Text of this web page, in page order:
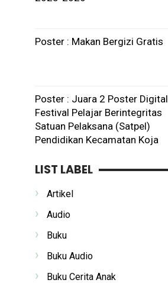
Poster : Makan Bergizi Gratis
Poster : Juara 2 Poster Digital
Festival Pelajar Berintegritas
Satuan Pelaksana (Satpel)
Pendidikan Kecamatan Koja
LIST LABEL
Artikel
Audio
Buku
Buku Audio
Buku Cerita Anak